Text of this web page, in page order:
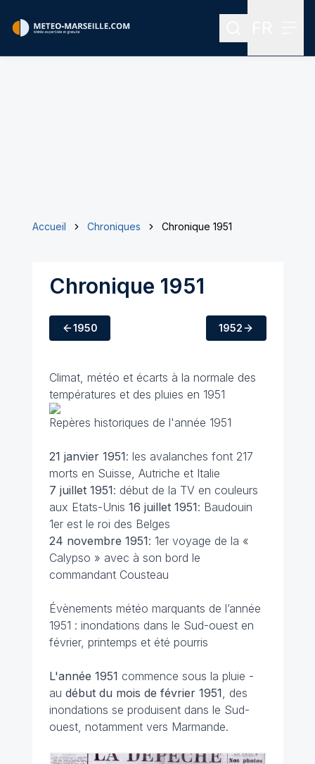
Rechercher
Accueil Chroniques Chronique 1951
Chronique 1951
1950 1952
Climat, météo et écarts à la normale des
températures et des pluies en 1951
Repères historiques de l'année 1951
21 janvier 1951: les avalanches font 217
morts en Suisse, Autriche et Italie
7 juillet 1951: début de la TV en couleurs
aux Etats-Unis 16 juillet 1951: Baudouin
1er est le roi des Belges
24 novembre 1951: 1er voyage de la «
Calypso » avec à son bord le
commandant Cousteau
Évènements météo marquants de l’année
1951 : inondations dans le Sud-ouest en
février, printemps et été pourris
L'année 1951 commence sous la pluie -
au début du mois de février 1951, des
inondations se produisent dans le Sud-
ouest, notamment vers Marmande.